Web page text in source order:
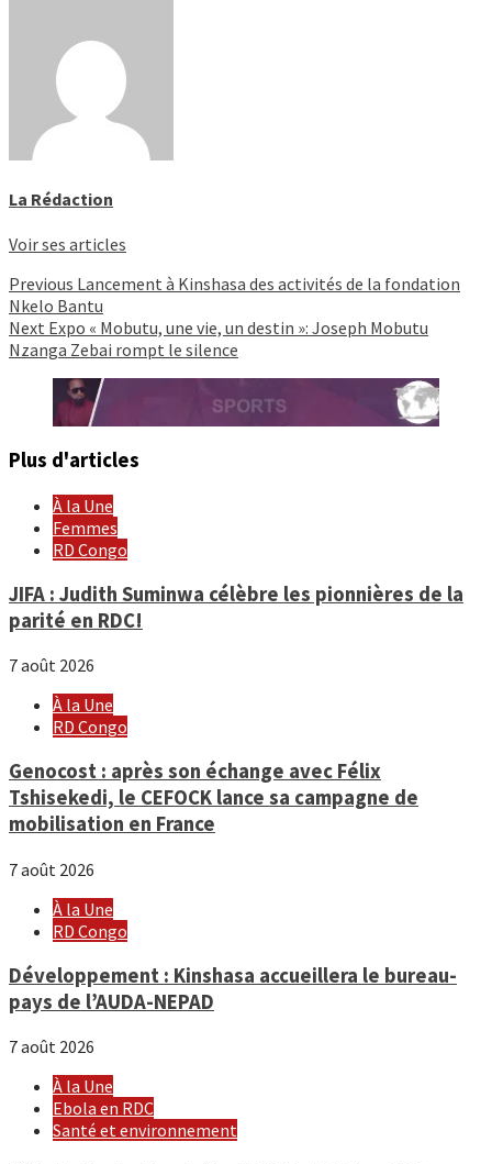
La Rédaction
Voir ses articles
Continue
Reading
Previous Lancement à Kinshasa des activités de la fondation
Nkelo Bantu
Next Expo « Mobutu, une vie, un destin »: Joseph Mobutu
Nzanga Zebai rompt le silence
Plus d'articles
À la Une
Femmes
RD Congo
JIFA : Judith Suminwa célèbre les pionnières de la
parité en RDC!
7 août 2026
À la Une
RD Congo
Genocost : après son échange avec Félix
Tshisekedi, le CEFOCK lance sa campagne de
mobilisation en France
7 août 2026
À la Une
RD Congo
Développement : Kinshasa accueillera le bureau-
pays de l’AUDA-NEPAD
7 août 2026
À la Une
Ebola en RDC
Santé et environnement